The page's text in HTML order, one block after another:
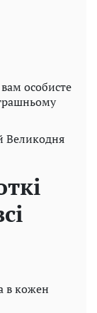
особисте
Великодня
в кожен